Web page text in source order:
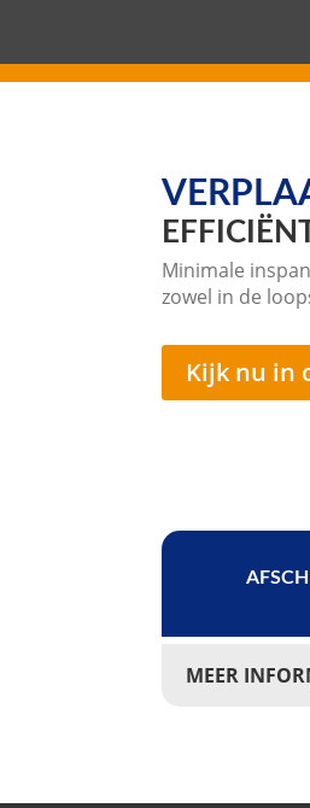
Minimale
zowel in de
Kijk nu in
MEER